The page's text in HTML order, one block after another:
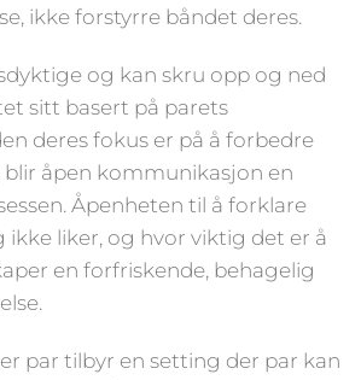
ikke forstyrre båndet deres.
og kan skru opp og ned
sitt basert på parets
deres fokus er på å forbedre
blir åpen kommunikasjon en
Åpenheten til å forklare
ikke liker, og hvor viktig det er å
en forfriskende, behagelig
par tilbyr en setting der par kan